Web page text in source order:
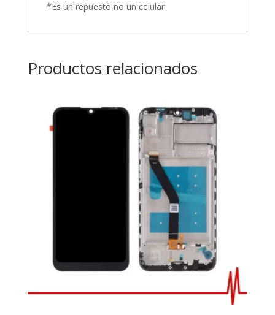
*Es un repuesto no un celular
Productos relacionados